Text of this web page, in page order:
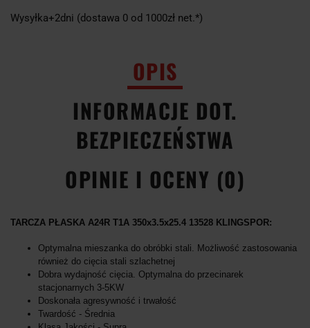
Wysyłka+2dni (dostawa 0 od 1000zł net.*)
OPIS
INFORMACJE DOT.
BEZPIECZEŃSTWA
OPINIE I OCENY (0)
TARCZA PŁASKA A24R T1A 350x3.5x25.4 13528 KLINGSPOR:
Optymalna mieszanka do obróbki stali. Możliwość zastosowania
również do cięcia stali szlachetnej
Dobra wydajność cięcia. Optymalna do przecinarek
stacjonarnych 3-5KW
Doskonała agresywność i trwałość
Twardość - Średnia